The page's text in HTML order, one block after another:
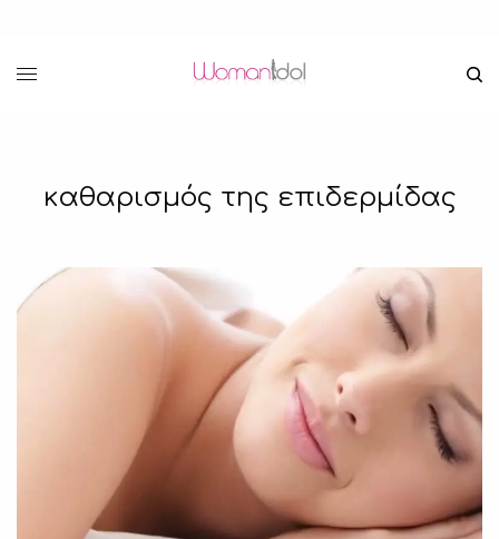
καθαρισμός της επιδερμίδας